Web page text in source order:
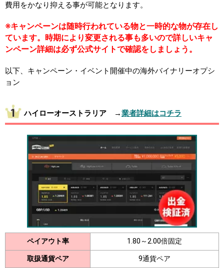
費用をかなり抑える事が可能となります。
※キャンペーンは随時行われている物と一時的な物が存在し
ています。時期により変更される事も多いので詳しいキャ
ンペーン詳細は必ず公式サイトで確認をしましょう。
以下、キャンペーン・イベント開催中の海外バイナリーオプシ
ョン
ハイローオーストラリア →業者詳細はコチラ
ペイアウト率 1.80～2.00倍固定
取扱通貨ペア 9通貨ペア